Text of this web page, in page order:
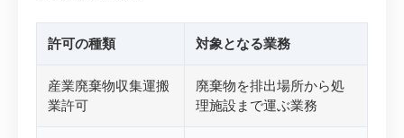
許可の種類 対象となる業務
産業廃棄物収集運搬
業許可
廃棄物を排出場所から処
理施設まで運ぶ業務